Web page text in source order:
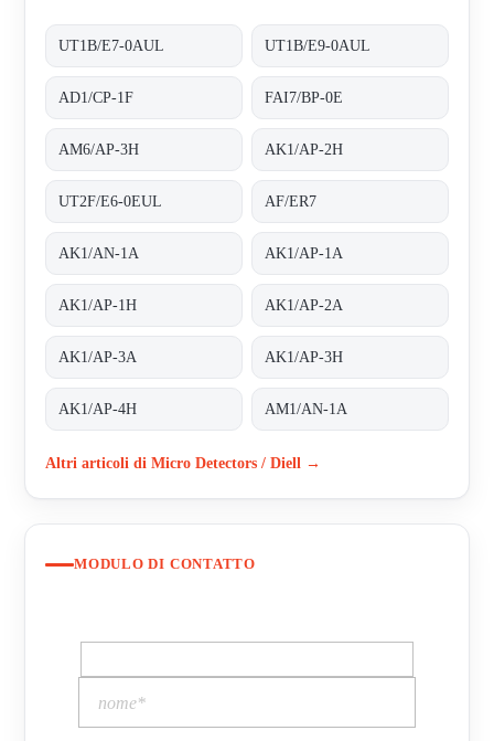
UT1B/E7-0AUL UT1B/E9-0AUL
AD1/CP-1F FAI7/BP-0E
AM6/AP-3H AK1/AP-2H
UT2F/E6-0EUL AF/ER7
AK1/AN-1A AK1/AP-1A
AK1/AP-1H AK1/AP-2A
AK1/AP-3A AK1/AP-3H
AK1/AP-4H AM1/AN-1A
Altri articoli di Micro Detectors / Diell →
MODULO DI CONTATTO